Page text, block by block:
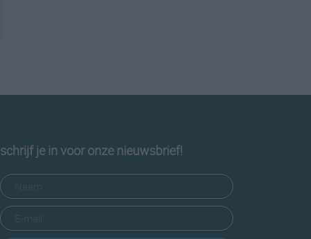
schrijf je in voor onze nieuwsbrief!